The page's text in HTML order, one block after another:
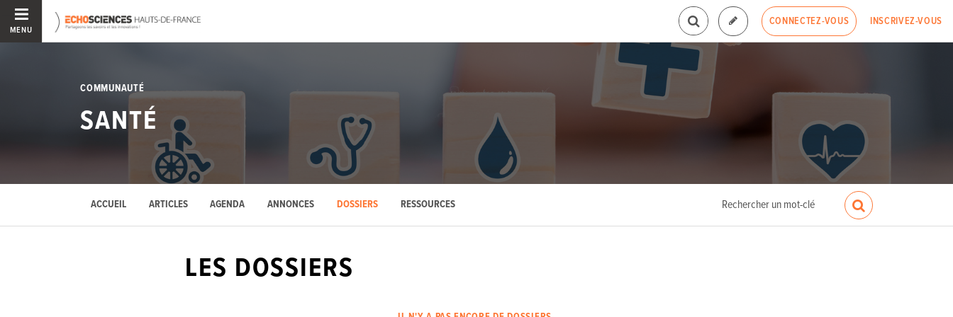
MENU
CONNECTEZ-VOUS INSCRIVEZ-VOUS
COMMUNAUTÉ
SANTÉ
ACCUEIL ARTICLES AGENDA ANNONCES DOSSIERS RESSOURCES
LES DOSSIERS